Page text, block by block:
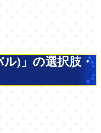
ル)」の選択肢・